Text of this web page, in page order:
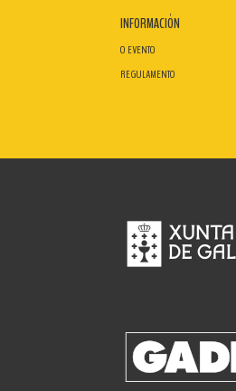
INFORMACIÓN
O EVENTO
REGULAMENTO